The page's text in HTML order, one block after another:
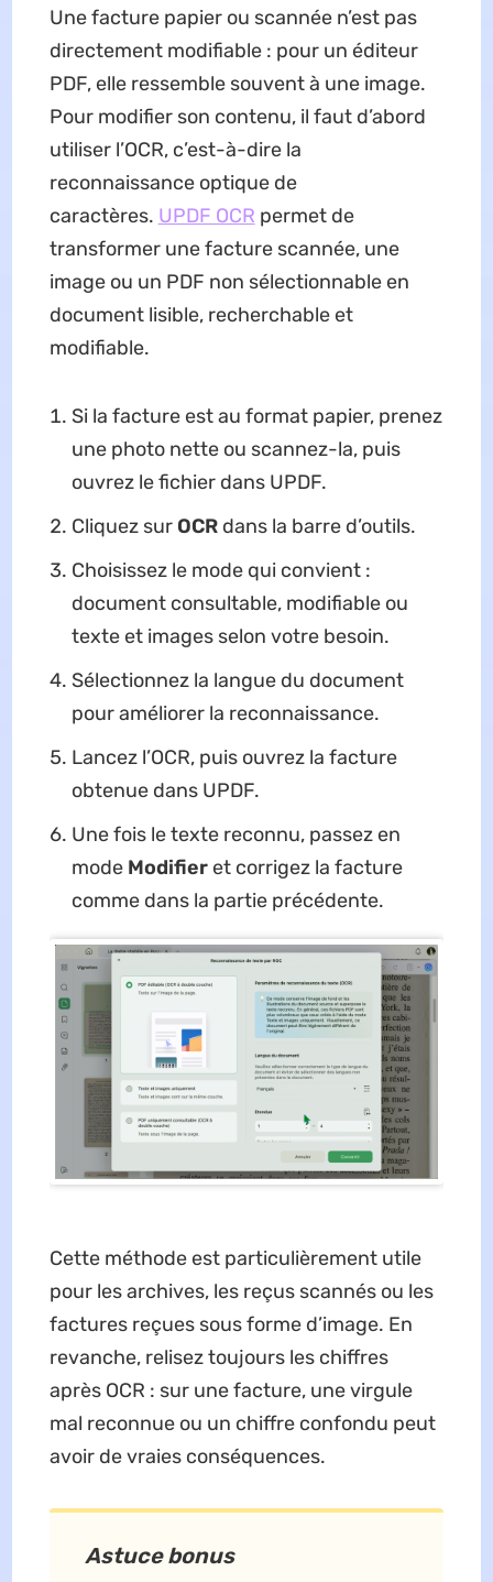
Une facture papier ou scannée n’est pas
directement modifiable : pour un éditeur
PDF, elle ressemble souvent à une image.
Pour modifier son contenu, il faut d’abord
utiliser l’OCR, c’est-à-dire la
reconnaissance optique de
caractères. UPDF OCR permet de
transformer une facture scannée, une
image ou un PDF non sélectionnable en
document lisible, recherchable et
modifiable.
Si la facture est au format papier, prenez
une photo nette ou scannez-la, puis
ouvrez le fichier dans UPDF.
Cliquez sur OCRdans la barre d’outils.
Choisissez le mode qui convient :
document consultable, modifiable ou
texte et images selon votre besoin.
Sélectionnez la langue du document
pour améliorer la reconnaissance.
Lancez l’OCR, puis ouvrez la facture
obtenue dans UPDF.
Une fois le texte reconnu, passez en
mode Modifieret corrigez la facture
comme dans la partie précédente.
Cette méthode est particulièrement utile
pour les archives, les reçus scannés ou les
factures reçues sous forme d’image. En
revanche, relisez toujours les chiffres
après OCR : sur une facture, une virgule
mal reconnue ou un chiffre confondu peut
avoir de vraies conséquences.
Astuce bonus